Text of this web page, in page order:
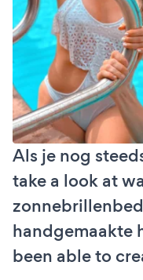
Als je nog
take a look at
handgemaakte
been able to